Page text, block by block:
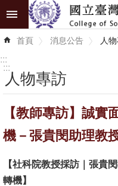
跳到主要內容區塊
進
階
識
學
學
首頁 消息公告 人
:::
:::
人物專訪
【教師專訪】誠實
機－張貴閔助理教
【社科院教授採訪｜張貴
轉機】